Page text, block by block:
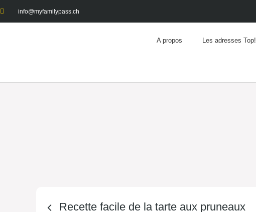
info@myfamilypass.ch
A propos Les adresses Top!
Recette facile de la tarte aux pruneaux